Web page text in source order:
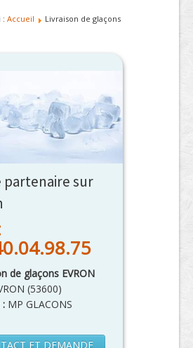
: Accueil
Livraison de glaçons
partenaire sur
de glaçons EVRON
(53600)
: MP GLACONS
ET DEMANDE